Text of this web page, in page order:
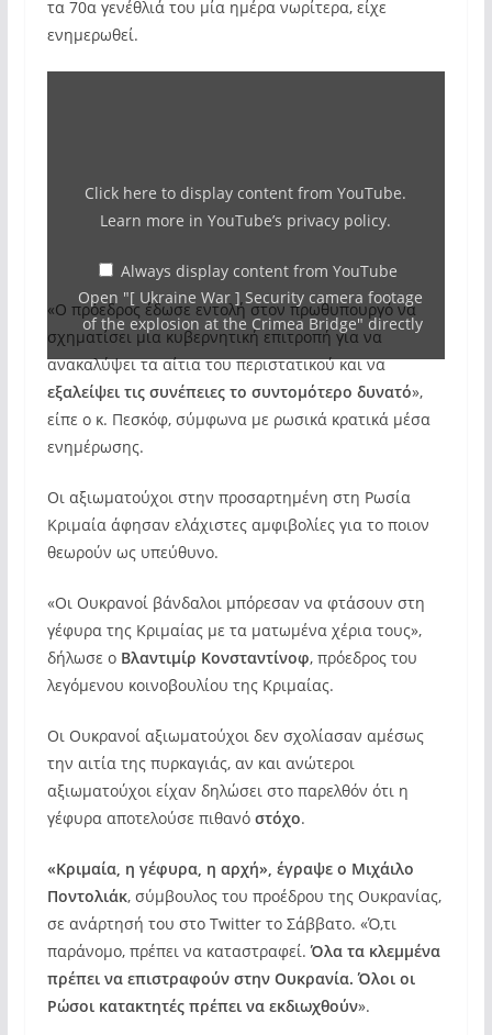
τα 70α γενέθλιά του μία ημέρα νωρίτερα, είχε
ενημερωθεί.
War
Security
camera
footage
of
the
explosion
Crimea
YouTube
Click here to display content from YouTube.
Learn more inYouTube’s privacy policy.
Always display content from YouTube
Open "[ Ukraine War ] Security camera footage
of the explosion at the Crimea Bridge" directly
«Ο πρόεδρος έδωσε εντολή στον πρωθυπουργό να
σχηματίσει μια κυβερνητική επιτροπή για να
ανακαλύψει τα αίτια του περιστατικού και να
εξαλείψει τις συνέπειες το συντομότερο δυνατό»,
είπε ο κ. Πεσκόφ, σύμφωνα με ρωσικά κρατικά μέσα
ενημέρωσης.
Οι αξιωματούχοι στην προσαρτημένη στη Ρωσία
Κριμαία άφησαν ελάχιστες αμφιβολίες για το ποιον
θεωρούν ως υπεύθυνο.
«Οι Ουκρανοί βάνδαλοι μπόρεσαν να φτάσουν στη
γέφυρα της Κριμαίας με τα ματωμένα χέρια τους»,
δήλωσε ο Βλαντιμίρ Κονσταντίνοφ, πρόεδρος του
λεγόμενου κοινοβουλίου της Κριμαίας.
Οι Ουκρανοί αξιωματούχοι δεν σχολίασαν αμέσως
την αιτία της πυρκαγιάς, αν και ανώτεροι
αξιωματούχοι είχαν δηλώσει στο παρελθόν ότι η
γέφυρα αποτελούσε πιθανό στόχο.
«Κριμαία, η γέφυρα, η αρχή», έγραψε ο Μιχάιλο
Ποντολιάκ, σύμβουλος του προέδρου της Ουκρανίας,
σε ανάρτησή του στο Twitter το Σάββατο. «Ό,τι
παράνομο, πρέπει να καταστραφεί.Όλα τα κλεμμένα
πρέπει να επιστραφούν στην Ουκρανία. Όλοι οι
Ρώσοι κατακτητές πρέπει να εκδιωχθούν».